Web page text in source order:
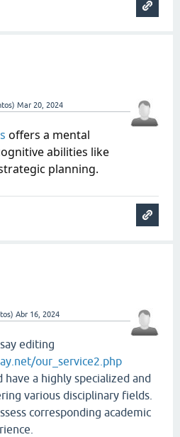
Mar 20, 2024
offers a mental
abilities like
planning.
Abr 16, 2024
editing
our_service2.php
a highly specialized and
various disciplinary fields.
corresponding academic